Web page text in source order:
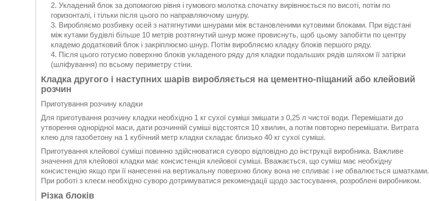
Укладений блок за допомогою рівня і гумового молотка спочатку вирівнюється по висоті, потім по
горизонталі, і тільки після цього по направляючому шнуру.
Виробляємо розбивку осей з натягнутими шнурами між встановленими кутовими блоками. При відстані
між кутами будівлі більше 10 метрів розтягнутий шнур може провиснуть, щоб цьому запобігти по центру
кладемо додатковий блок і закріплюємо шнур. Потім виробляємо кладку блоків першого ряду.
Після цього готуємо поверхню блоків укладеного ряду для кладки подальших рядів шляхом її затірки
(шліфування) по всьому периметру стіни.
Кладка другого і наступних шарів виробляється на цементно-піщаний або клейовий
розчин
Приготування розчину кладки
Для приготування розчину кладки необхідно 1 кг сухої суміші змішати з 0,25 л чистої води. Перемішати до
утворення однорідної маси, дати розчинній суміші відстоятся 10 хвилин, а потім повторно перемішати. Витрата
клею для газобетону на 1 кубічний метр кладки складає близько 40 кг сухої суміші.
Приготування клейової суміші повинно здійснюватися суворо відповідно до інструкції виробника. Важливе
значення для клейової кладки має консистенція клейової суміші. Вважається, що суміш має необхідну
консистенцію якщо при її нанесенні на вертикальну поверхню блоку вона не спливає і не обвалюється шматками.
При роботі з клеєм необхідно суворо дотримуватися рекомендації щодо застосування, розроблені виробником.
Різка блоків